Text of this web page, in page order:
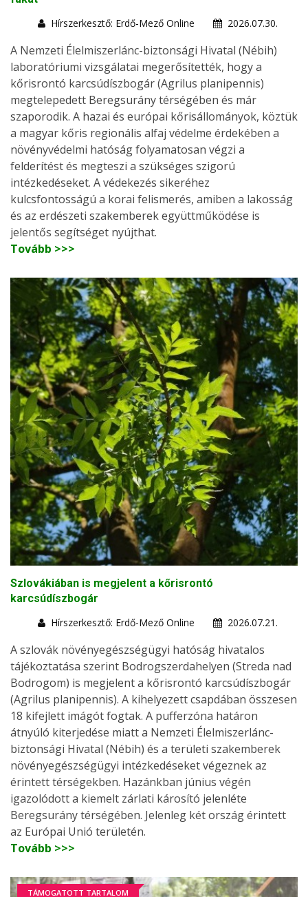
Hírszerkesztő: Erdő-Mező Online
2026.07.30.
A Nemzeti Élelmiszerlánc-biztonsági Hivatal (Nébih)
laboratóriumi vizsgálatai megerősítették, hogy a
kőrisrontó karcsúdíszbogár (Agrilus planipennis)
megtelepedett Beregsurány térségében és már
szaporodik. A hazai és európai kőrisállományok, köztük
a magyar kőris regionális alfaj védelme érdekében a
növényvédelmi hatóság folyamatosan végzi a
felderítést és megteszi a szükséges szigorú
intézkedéseket. A védekezés sikeréhez
kulcsfontosságú a korai felismerés, amiben a lakosság
és az erdészeti szakemberek együttműködése is
jelentős segítséget nyújthat.
Tovább >>>
Szlovákiában is megjelent a kőrisrontó
karcsúdíszbogár
Hírszerkesztő: Erdő-Mező Online
2026.07.21.
A szlovák növényegészségügyi hatóság hivatalos
tájékoztatása szerint Bodrogszerdahelyen (Streda nad
Bodrogom) is megjelent a kőrisrontó karcsúdíszbogár
(Agrilus planipennis). A kihelyezett csapdában összesen
18 kifejlett imágót fogtak. A pufferzóna határon
átnyúló kiterjedése miatt a Nemzeti Élelmiszerlánc-
biztonsági Hivatal (Nébih) és a területi szakemberek
növényegészségügyi intézkedéseket végeznek az
érintett térségekben. Hazánkban június végén
igazolódott a kiemelt zárlati károsító jelenléte
Beregsurány térségében. Jelenleg két ország érintett
az Európai Unió területén.
Tovább >>>
TÁMOGATOTT TARTALOM